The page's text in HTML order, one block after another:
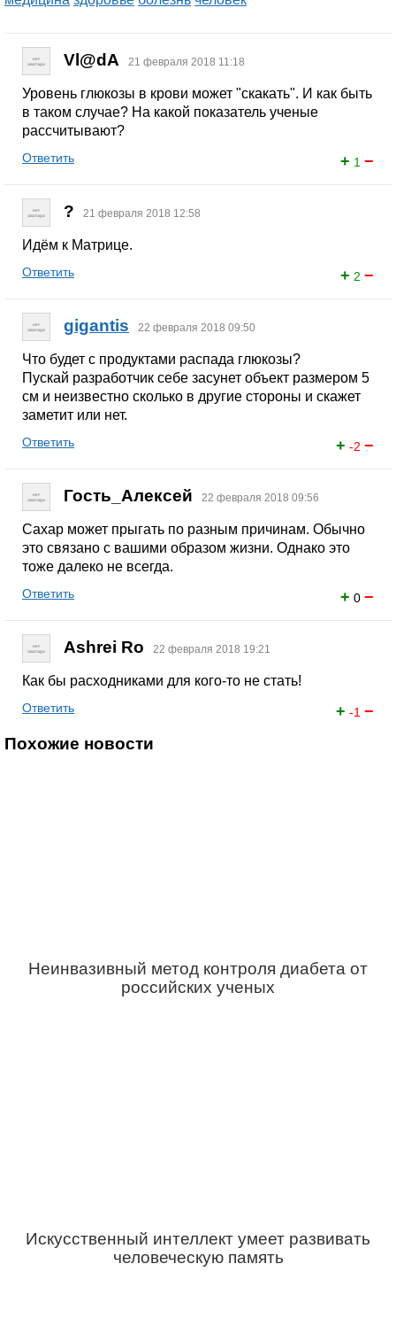
Vl@dA 21 февраля 2018 11:18
Уровень глюкозы в крови может "скакать". И как быть
в таком случае? На какой показатель ученые
рассчитывают?
+ 1 −
Ответить
? 21 февраля 2018 12:58
Идём к Матрице.
+ 2 −
Ответить
gigantis 22 февраля 2018 09:50
Что будет с продуктами распада глюкозы?
Пускай разработчик себе засунет объект размером 5
см и неизвестно сколько в другие стороны и скажет
заметит или нет.
+ -2 −
Ответить
Гость_Алексей 22 февраля 2018 09:56
Сахар может прыгать по разным причинам. Обычно
это связано с вашими образом жизни. Однако это
тоже далеко не всегда.
+ 0 −
Ответить
Ashrei Ro 22 февраля 2018 19:21
Как бы расходниками для кого-то не стать!
+ -1 −
Ответить
Похожие новости
Неинвазивный метод контроля диабета от
российских ученых
Искусственный интеллект умеет развивать
человеческую память